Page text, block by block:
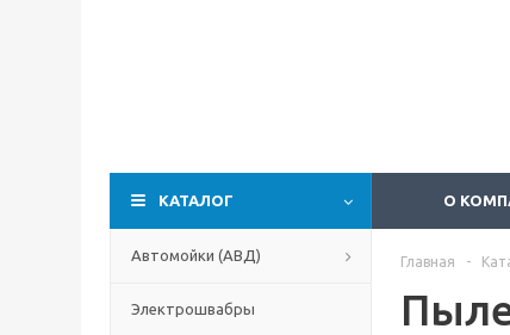
КАТАЛОГ О
Автомойки (АВД)
Электрошвабры
Главная -